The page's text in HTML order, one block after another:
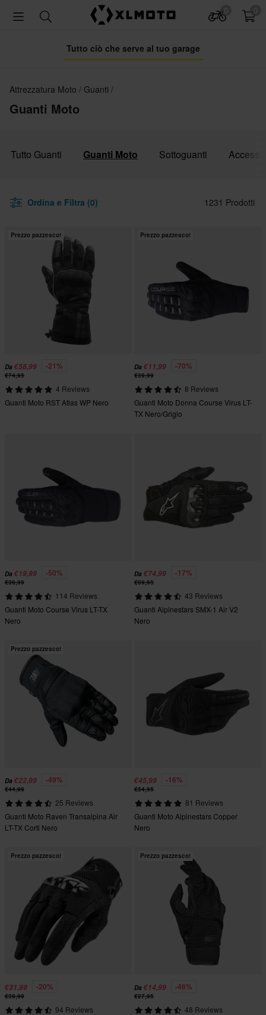
Tutto ciò che serve al tuo garage
Attrezzatura Moto Guanti
Guanti Moto
Tutto Guanti Guanti Moto Sottoguanti
Ordina e Filtra (0) 1231 Prodotti
Prezzo pazzesco!
Da €58,99 -21%
€74,95
4 Reviews
Guanti Moto RST Atlas WP Nero
Prezzo pazzesco!
Da €11,99 -70%
€39,99
8 Reviews
Guanti Moto Donna Course Virus LT-
TX Nero/Grigio
Da €19,99 -50%
€39,99
114 Reviews
Guanti Moto Course Virus LT-TX
Nero
Da €74,99 -17%
€89,95
43 Reviews
Guanti Alpinestars SMX-1 Air V2
Nero
Prezzo pazzesco!
Da €22,99 -49%
€44,99
25 Reviews
Guanti Moto Raven Transalpina Air
LT-TX Corti Nero
€45,99 -16%
€54,95
81 Reviews
Guanti Moto Alpinestars Copper
Nero
Prezzo pazzesco!
€31,99 -20%
€39,99
94 Reviews
Prezzo pazzesco!
Da €14,99 -46%
€27,95
48 Reviews